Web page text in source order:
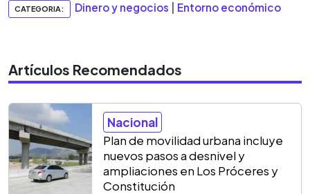
CATEGORIA: Dinero y negocios Entorno económico
Artículos Recomendados
Nacional
Plan de movilidad urbana incluye
nuevos pasos a desnivel y
ampliaciones en Los Próceres y
Constitución